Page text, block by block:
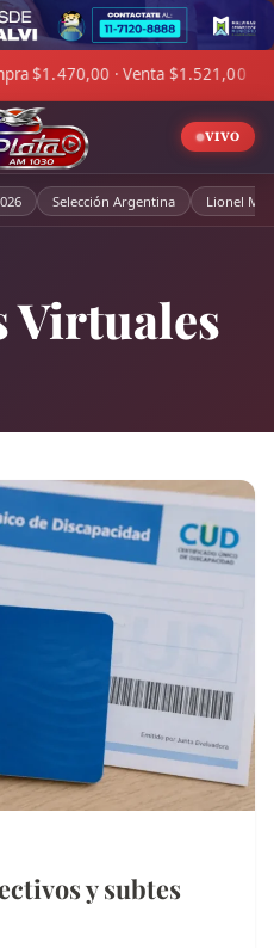
◆ ☁ LA PAMPA: 4°C ·
VIVO
Selección Argentina Lionel
Virtuales
y subtes